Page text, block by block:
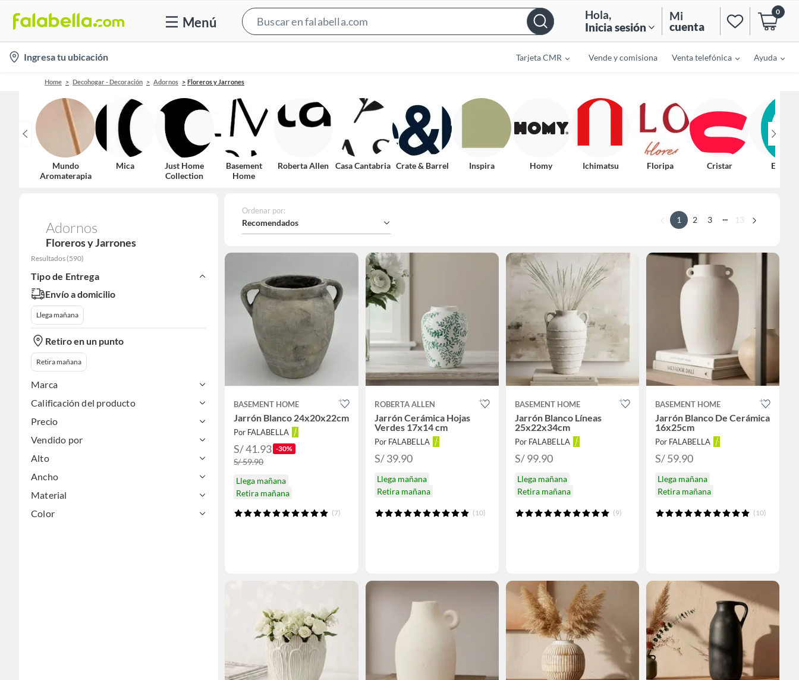
Menú
Bar
Hola,
Inicia sesión
Mi
cuenta
0
location-
icon
Ingresa tu ubicación Tarjeta CMR Vende y comisiona Venta telefónica Ayuda
Home Decohogar - Decoración Adornos Floreros y Jarrones
Mundo
Aromaterapia
Mica
Just Home
Collection
Basement
Home
Roberta Allen Casa Cantabria Crate & Barrel Inspira Homy Ichimatsu Floripa Cristar Eglo
Adornos
Floreros y Jarrones
Resultados (590)
Tipo de Entrega
Envío a domicilio
Llega mañana
Retiro en un punto
Retira mañana
Marca
Calificación del producto
Precio
Vendido por
Alto
Ancho
Material
Color
Ordenar por:
Recomendados 1 2 3 ... 13
BASEMENT HOME
Jarrón Blanco 24x20x22cm
Por FALABELLA
S/ 41.93 -30%
S/ 59.90
Llega mañana
Retira mañana
(7)
ROBERTA ALLEN
Jarrón Cerámica Hojas
Verdes 17x14 cm
Por FALABELLA
S/ 39.90
Llega mañana
Retira mañana
(10)
BASEMENT HOME
Jarrón Blanco Líneas
25x22x34cm
Por FALABELLA
S/ 99.90
Llega mañana
Retira mañana
(9)
BASEMENT HOME
Jarrón Blanco De Cerámica
16x25cm
Por FALABELLA
S/ 59.90
Llega mañana
Retira mañana
(10)